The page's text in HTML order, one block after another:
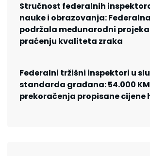
Stručnost federalnih
nauke i obrazovanja:
podržala međunarodni
praćenju kvaliteta zraka
Federalni tržišni inspektori u
standarda građana: 54.000
prekoračenja propisane cijene